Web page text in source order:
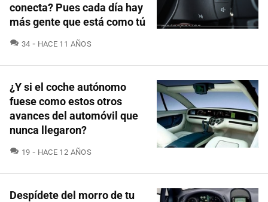
conecta? Pues cada día hay
más gente que está como tú
34 COMENTARIOS
HACE 11 AÑOS
¿Y si el coche autónomo
fuese como estos otros
avances del automóvil que
nunca llegaron?
19 COMENTARIOS
HACE 12 AÑOS
Despídete del morro de tu